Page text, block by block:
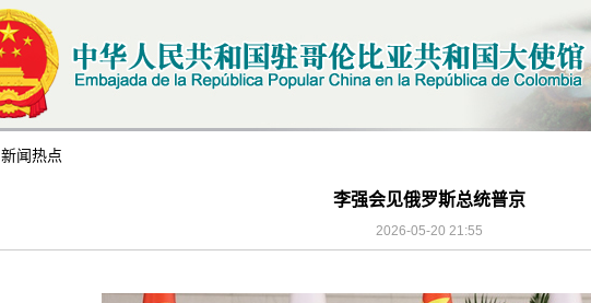
新闻热点
李强会见俄罗斯总统普京
2026-05-20 21:55